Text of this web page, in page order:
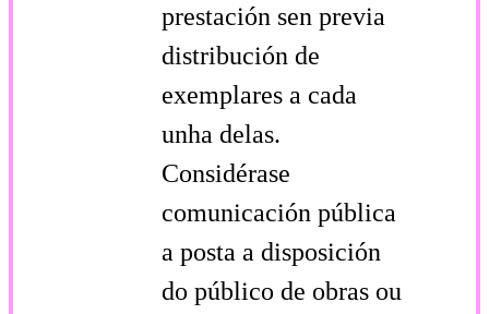
prestación sen previa
distribución de
exemplares a cada
unha delas.
Considérase
comunicación pública
a posta a disposición
do público de obras ou